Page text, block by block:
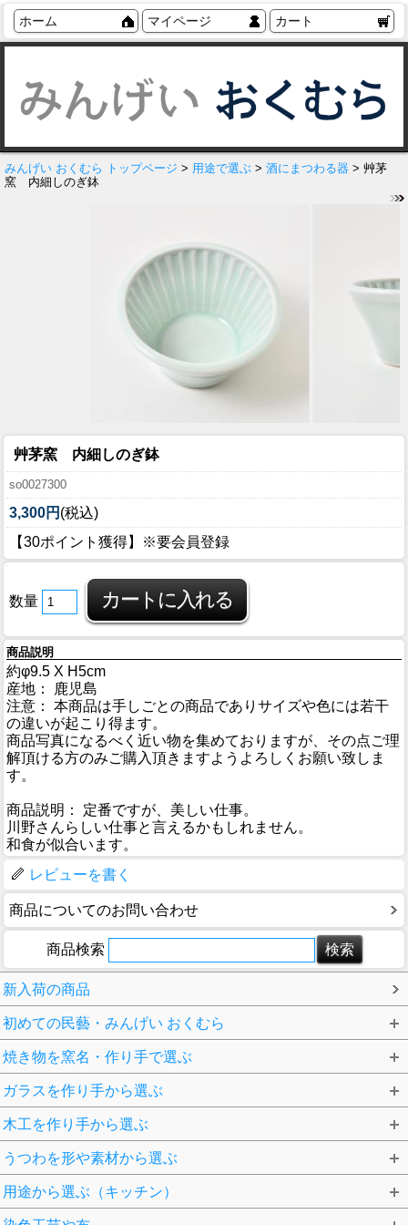
ホーム マイページ カート
みんげい おくむら トップページ > 用途で選ぶ > 酒にまつわる器 > 艸茅
窯 内細しのぎ鉢
艸茅窯 内細しのぎ鉢
so0027300
3,300円 (税込)
【30ポイント獲得】※要会員登録
数量
商品説明
約φ9.5 X H5cm
産地： 鹿児島
注意： 本商品は手しごとの商品でありサイズや色には若干
の違いが起こり得ます。
商品写真になるべく近い物を集めておりますが、その点ご理
解頂ける方のみご購入頂きますようよろしくお願い致しま
す。
商品説明： 定番ですが、美しい仕事。
川野さんらしい仕事と言えるかもしれません。
和食が似合います。
レビューを書く
商品についてのお問い合わせ
商品検索
新入荷の商品
初めての民藝・みんげい おくむら
焼き物を窯名・作り手で選ぶ
ガラスを作り手から選ぶ
木工を作り手から選ぶ
うつわを形や素材から選ぶ
用途から選ぶ（キッチン）